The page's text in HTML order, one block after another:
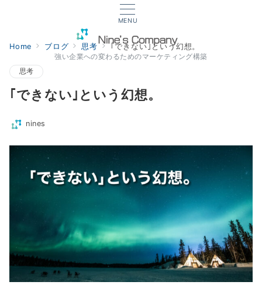
MENU
強い企業への変わるためのマーケティング構築
Home ブログ 思考 ｢できない｣という幻想。
思考
｢できない｣という幻想。
nines